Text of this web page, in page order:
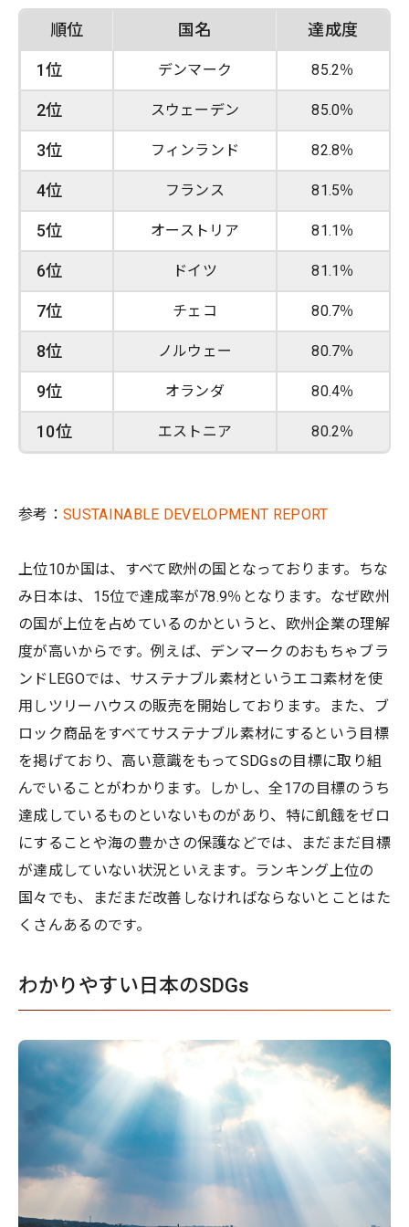
順位 国名 達成度
1位 デンマーク 85.2％
2位 スウェーデン 85.0％
3位 フィンランド 82.8％
4位 フランス 81.5％
5位 オーストリア 81.1％
6位 ドイツ 81.1％
7位 チェコ 80.7％
8位 ノルウェー 80.7％
9位 オランダ 80.4％
10位 エストニア 80.2％
参考： SUSTAINABLE DEVELOPMENT REPORT
上位10か国は、すべて欧州の国となっております。ちな
み日本は、15位で達成率が78.9％となります。なぜ欧州
の国が上位を占めているのかというと、欧州企業の理解
度が高いからです。例えば、デンマークのおもちゃブラ
ンドLEGOでは、サステナブル素材というエコ素材を使
用しツリーハウスの販売を開始しております。また、ブ
ロック商品をすべてサステナブル素材にするという目標
を掲げており、高い意識をもってSDGsの目標に取り組
んでいることがわかります。しかし、全17の目標のうち
達成しているものといないものがあり、特に飢餓をゼロ
にすることや海の豊かさの保護などでは、まだまだ目標
が達成していない状況といえます。ランキング上位の
国々でも、まだまだ改善しなければならないとことはた
くさんあるのです。
わかりやすい日本のSDGs